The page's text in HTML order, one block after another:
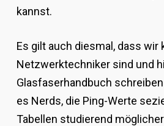
kannst.
Es gilt auch diesmal, dass wir
Netzwerktechniker sind und
Glasfaserhandbuch
es Nerds, die Ping-Werte
Tabellen studierend